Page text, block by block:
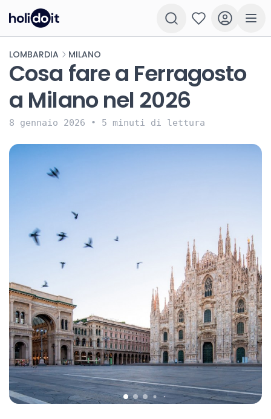
LOMBARDIA MILANO
Cosa fare a Ferragosto
a Milano nel 2026
8 gennaio 2026 • 5 minuti di lettura